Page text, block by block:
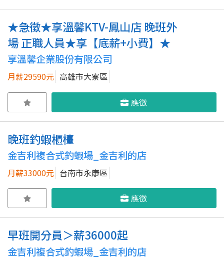
★急徵★享溫馨KTV-鳳山店 晚班外
場 正職人員★享【底薪+小費】★
享溫馨企業股份有限公司
月薪29590元 高雄市大寮區
應徵
晚班釣蝦櫃檯
金吉利複合式釣蝦場_金吉利的店
月薪33000元 台南市永康區
應徵
早班開分員＞薪36000起
金吉利複合式釣蝦場_金吉利的店